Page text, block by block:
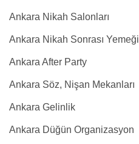
Ankara Nikah Salonları
Ankara Nikah Sonrası Yemeği
Ankara After Party
Ankara Söz, Nişan Mekanları
Ankara Gelinlik
Ankara Düğün Organizasyon